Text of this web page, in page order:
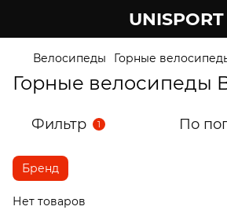
UNISPORT
Велосипеды Горные
Горные велосипеды
Фильтр 1 По
Бренд
Нет товаров